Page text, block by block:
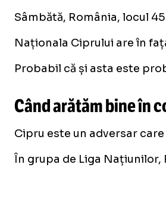
Sâmbătă, România, locul
Naționala Ciprului are în
Probabil că și asta este
Când arătăm bine în
Cipru este un adversar
În grupa de Liga Națiunilor,